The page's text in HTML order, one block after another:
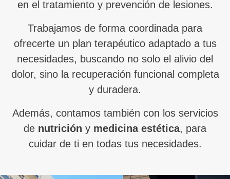
en el tratamiento y prevención de lesiones.
Trabajamos de forma coordinada para
ofrecerte un plan terapéutico adaptado a tus
necesidades, buscando no solo el alivio del
dolor, sino la recuperación funcional completa
y duradera.
Además, contamos también con los servicios
de nutrición y medicina estética, para
cuidar de ti en todas tus necesidades.